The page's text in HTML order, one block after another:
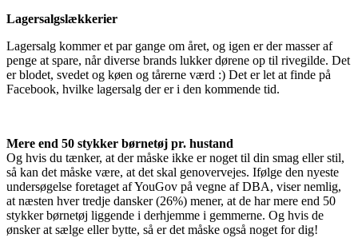
Lagersalgslækkerier
Lagersalg kommer et par gange om året, og igen er der masser af
penge at spare, når diverse brands lukker dørene op til rivegilde. Det
er blodet, svedet og køen og tårerne værd :) Det er let at finde på
Facebook, hvilke lagersalg der er i den kommende tid.
Mere end 50 stykker børnetøj pr. hustand
Og hvis du tænker, at der måske ikke er noget til din smag eller stil,
så kan det måske være, at det skal genovervejes. Ifølge den nyeste
undersøgelse foretaget af YouGov på vegne af DBA, viser nemlig,
at næsten hver tredje dansker (26%) mener, at de har mere end 50
stykker børnetøj liggende i derhjemme i gemmerne. Og hvis de
ønsker at sælge eller bytte, så er det måske også noget for dig!